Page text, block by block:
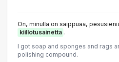
On, minulla on saippuaa,
kiillotusainetta .
I got soap and sponges and rags
polishing compound.